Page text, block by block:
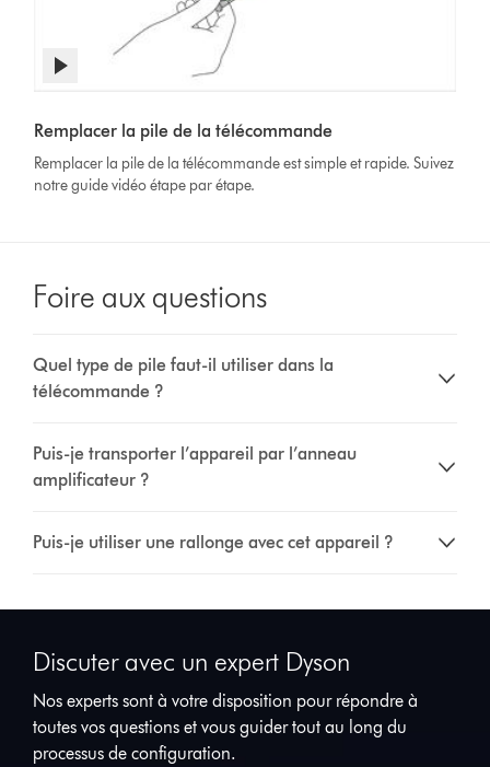
Transcript
Afficher
de
vidéo
Remplacer la pile de la télécommande
Remplacer la pile de la télécommande est simple et rapide. Suivez
notre guide vidéo étape par étape.
Foire aux questions
Quel type de pile faut-il utiliser dans la
télécommande ?
Puis-je transporter l’appareil par l’anneau
amplificateur ?
Puis-je utiliser une rallonge avec cet appareil ?
Discuter avec un expert Dyson
Nos experts sont à votre disposition pour répondre à
toutes vos questions et vous guider tout au long du
processus de configuration.